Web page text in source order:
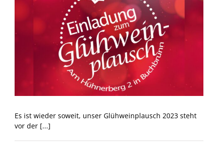
Es ist wieder soweit, unser Glühweinplausch 2023 steht
vor der [...]